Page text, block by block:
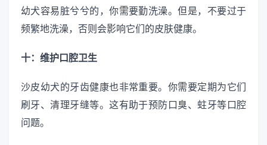
幼犬容易脏兮兮的，你需要勤洗澡。但是，不要过于
频繁地洗澡，否则会影响它们的皮肤健康。
十：维护口腔卫生
沙皮幼犬的牙齿健康也非常重要。你需要定期为它们
刷牙、清理牙缝等。这有助于预防口臭、蛀牙等口腔
问题。